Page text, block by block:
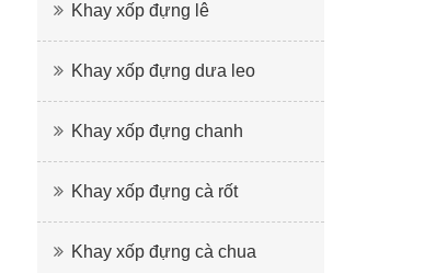
Khay xốp đựng lê
Khay xốp đựng dưa leo
Khay xốp đựng chanh
Khay xốp đựng cà rốt
Khay xốp đựng cà chua